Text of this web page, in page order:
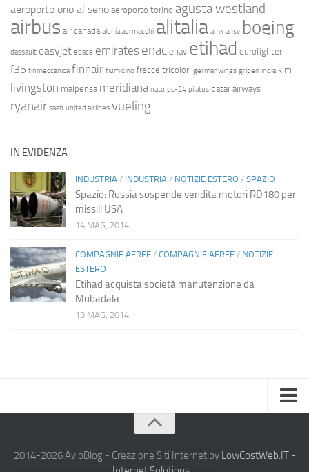
aeroporto orio al serio aeroporto torino agusta westland
airbus air canada alenia aermacchi alitalia amx ansv boeing
dassault easyjet ebace emirates enac enav etihad eurofighter
f35 finmeccanica finnair fiumicino frecce tricolori germanwings gripen india klm
livingston malpensa meridiana nato pc-24 pilatus qatar airways
ryanair saab united airlines vueling
IN EVIDENZA
INDUSTRIA / INDUSTRIA / NOTIZIE ESTERO / SPAZIO
Spazio: Russia sospende vendita motori RD180 per
missili USA
14 MAG, 2014
COMPAGNIE AEREE / COMPAGNIE AEREE / NOTIZIE
ESTERO
Etihad acquista società manutenzione da
Mubadala
13 MAG, 2014
Chi Siamo
2014-2026 AvioBlog - Creazione Siti Internet by LowCostWeb.IT -